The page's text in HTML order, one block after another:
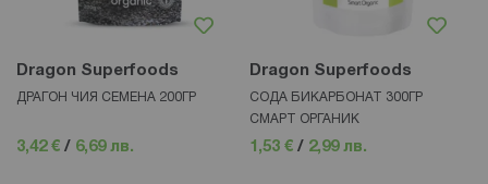
Dragon Superfoods
ДРАГОН ЧИЯ СЕМЕНА 200ГР
3,42 € / 6,69 лв.
Dragon Superfoods
СОДА БИКАРБОНАТ 300ГР
СМАРТ ОРГАНИК
1,53 € / 2,99 лв.